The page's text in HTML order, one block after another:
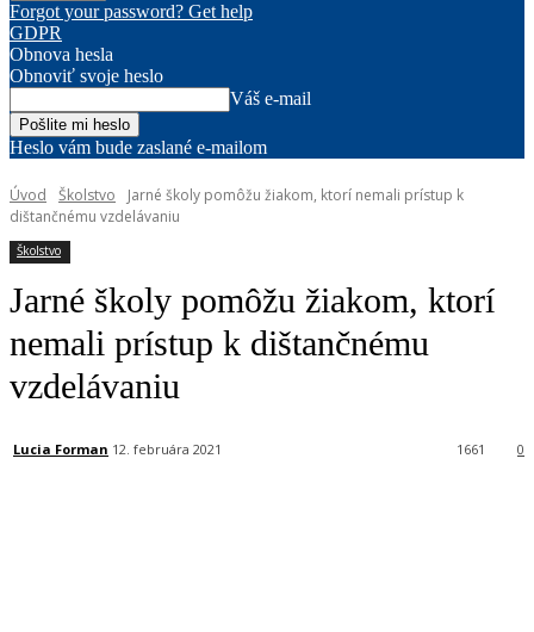
Forgot your password? Get help
GDPR
Obnova hesla
Obnoviť svoje heslo
Váš e-mail
Heslo vám bude zaslané e-mailom
Úvod Školstvo
Jarné školy pomôžu žiakom, ktorí nemali prístup k
dištančnému vzdelávaniu
Školstvo
Jarné školy pomôžu žiakom, ktorí
nemali prístup k dištančnému
vzdelávaniu
Lucia Forman 12. februára 2021 0
1661